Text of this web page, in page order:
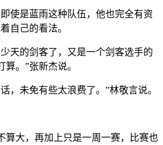
使是蓝雨这种队伍，他也完全有资
自己的看法。
天的剑客了，又是一个剑客选手的
。”张新杰说。
，未免有些太浪费了。”林敬言说。
算大，再加上只是一周一赛，比赛也